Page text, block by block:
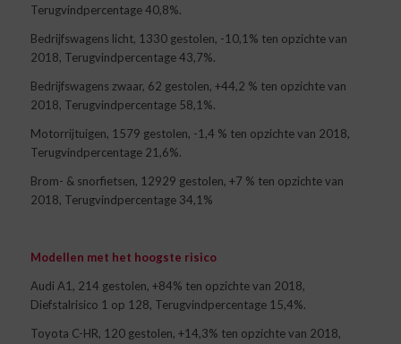
Terugvindpercentage 40,8%.
Bedrijfswagens licht, 1330 gestolen, -10,1% ten opzichte van
2018, Terugvindpercentage 43,7%.
Bedrijfswagens zwaar, 62 gestolen, +44,2 % ten opzichte van
2018, Terugvindpercentage 58,1%.
Motorrijtuigen, 1579 gestolen, -1,4 % ten opzichte van 2018,
Terugvindpercentage 21,6%.
Brom- & snorfietsen, 12929 gestolen, +7 % ten opzichte van
2018, Terugvindpercentage 34,1%
Modellen met het hoogste risico
Audi A1, 214 gestolen, +84% ten opzichte van 2018,
Diefstalrisico 1 op 128, Terugvindpercentage 15,4%.
Toyota C-HR, 120 gestolen, +14,3% ten opzichte van 2018,